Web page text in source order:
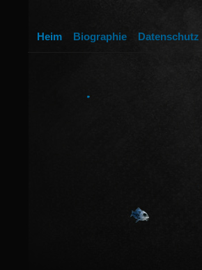
Heim Biographie Datenschutz